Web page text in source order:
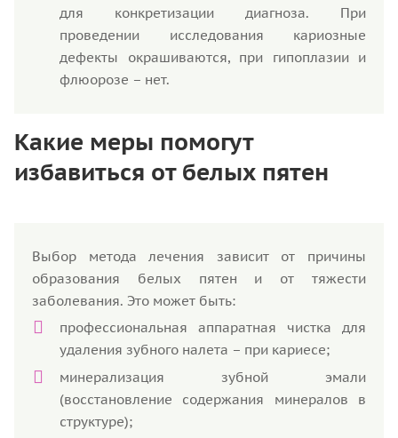
для конкретизации диагноза. При
проведении исследования кариозные
дефекты окрашиваются, при гипоплазии и
флюорозе – нет.
Какие меры помогут
избавиться от белых пятен
Выбор метода лечения зависит от причины
образования белых пятен и от тяжести
заболевания. Это может быть:
профессиональная аппаратная чистка для
удаления зубного налета – при кариесе;
минерализация зубной эмали
(восстановление содержания минералов в
структуре);